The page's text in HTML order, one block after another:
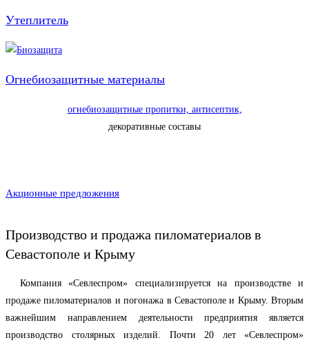
Утеплитель
Огнебиозащитные материалы
огнебиозащитные пропитки, антисептик,
декоративные составы
Акционные предложения
Производство и продажа пиломатериалов в
Севастополе и Крыму
Компания «Севлеспром» специализируется на производстве и
продаже пиломатериалов и погонажа в Севастополе и Крыму. Вторым
важнейшим направлением деятельности предприятия является
производство столярных изделий. Почти 20 лет «Севлеспром»